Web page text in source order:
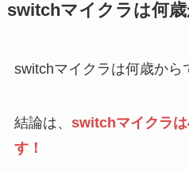
switchマイクラは何
switchマイクラは何歳から
結論は、 switchマイクラは
す！